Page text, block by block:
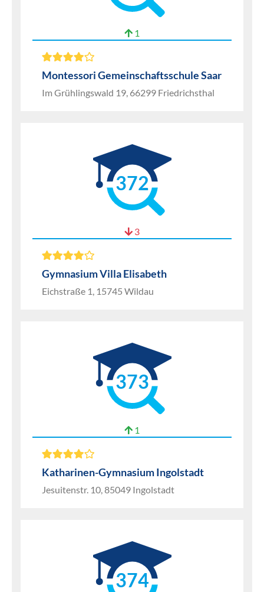
1
Montessori Gemeinschaftsschule Saar
Im Grühlingswald 19, 66299 Friedrichsthal
372
3
Gymnasium Villa Elisabeth
Eichstraße 1, 15745 Wildau
373
1
Katharinen-Gymnasium Ingolstadt
Jesuitenstr. 10, 85049 Ingolstadt
374